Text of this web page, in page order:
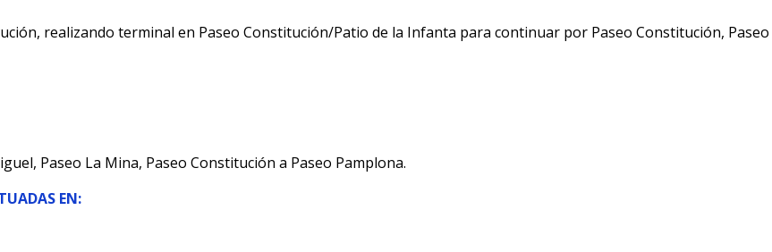
realizando terminal en Paseo Constitución/Patio de la Infanta para continuar por Paseo Constitución, Paseo
Paseo La Mina, Paseo Constitución a Paseo Pamplona.
EN: